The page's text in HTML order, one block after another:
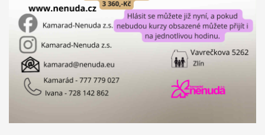
Sociální fond
Zlínského kraje výrazně přispívá aktivitám zaměřených
pro rodiny a seniory v rodinném centru Kamaráda
Nenudy.
hyperaktivity, nedostatečné schopnosti soustředění, strachu,
úzkosti, nebo komunikačních a sociálních problémů.
odpoledne. Cílem druhého projektu je ukázat rodinám, jak lze